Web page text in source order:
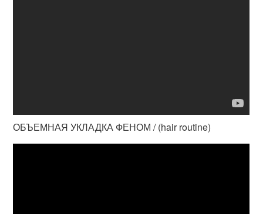
ОБЪЕМНАЯ УКЛАДКА ФЕНОМ / (hair routine)